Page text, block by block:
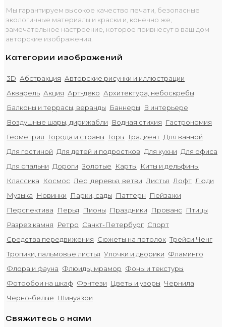
Мы гарантируем высокое качество печати, безопасные
экологичные материалы и краски и, конечно же,
замечательное настроение, которое привнесут в ваш дом
авторские изображения.
Категории изображений
3D Абстракция Авторские рисунки и иллюстрации
Акварель Акция Арт-деко Архитектура, небоскребы
Балконы и террасы, веранды
Баннеры
В интерьере
Воздушные шары, дирижабли
Водная стихия
Гастрономия
Геометрия
Города и страны Горы Градиент Для ванной
Для гостиной Для детей и подростков Для кухни Для офиса
Для спальни Дороги Золотые Карты
Киты и дельфины
Классика
Космос Лес, деревья, ветви Листья Лофт Люди
Музыка
Новинки Парки, сады Паттерн
Пейзажи
Перспектива
Перья Пионы Праздники Прованс
Птицы
Разрез камня
Ретро Санкт-Петербург Спорт
Средства передвижения Сюжеты на потолок Трейси Ченг
Тропики, пальмовые листья Улочки и дворики Фламинго
Флора и фауна Флюиды, мрамор Фоны и текстуры
Фотообои на шкаф Фэнтези Цветы и узоры Чернила
Черно-белые
Шинуазри
Свяжитесь с нами